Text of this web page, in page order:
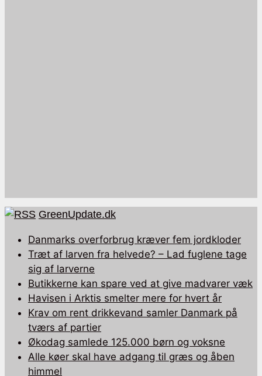
GreenUpdate.dk
Danmarks overforbrug kræver fem jordkloder
Træt af larven fra helvede? – Lad fuglene tage
sig af larverne
Butikkerne kan spare ved at give madvarer væk
Havisen i Arktis smelter mere for hvert år
Krav om rent drikkevand samler Danmark på
tværs af partier
Økodag samlede 125.000 børn og voksne
Alle køer skal have adgang til græs og åben
himmel